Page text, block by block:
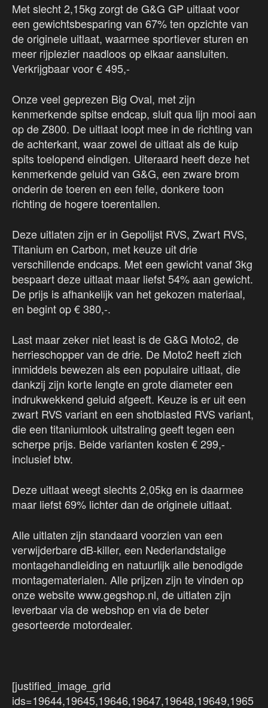
Met slecht 2,15kg zorgt de G&G GP uitlaat voor
een gewichtsbesparing van 67% ten opzichte van
de originele uitlaat, waarmee sportiever sturen en
meer rijplezier naadloos op elkaar aansluiten.
Verkrijgbaar voor € 495,-
Onze veel geprezen Big Oval, met zijn
kenmerkende spitse endcap, sluit qua lijn mooi aan
op de Z800. De uitlaat loopt mee in de richting van
de achterkant, waar zowel de uitlaat als de kuip
spits toelopend eindigen. Uiteraard heeft deze het
kenmerkende geluid van G&G, een zware brom
onderin de toeren en een felle, donkere toon
richting de hogere toerentallen.
Deze uitlaten zijn er in Gepolijst RVS, Zwart RVS,
Titanium en Carbon, met keuze uit drie
verschillende endcaps. Met een gewicht vanaf 3kg
bespaart deze uitlaat maar liefst 54% aan gewicht.
De prijs is afhankelijk van het gekozen materiaal,
en begint op € 380,-.
Last maar zeker niet least is de G&G Moto2, de
herrieschopper van de drie. De Moto2 heeft zich
inmiddels bewezen als een populaire uitlaat, die
dankzij zijn korte lengte en grote diameter een
indrukwekkend geluid afgeeft. Keuze is er uit een
zwart RVS variant en een shotblasted RVS variant,
die een titaniumlook uitstraling geeft tegen een
scherpe prijs. Beide varianten kosten € 299,-
inclusief btw.
Deze uitlaat weegt slechts 2,05kg en is daarmee
maar liefst 69% lichter dan de originele uitlaat.
Alle uitlaten zijn standaard voorzien van een
verwijderbare dB-killer, een Nederlandstalige
montagehandleiding en natuurlijk alle benodigde
montagematerialen. Alle prijzen zijn te vinden op
onze website www.gegshop.nl, de uitlaten zijn
leverbaar via de webshop en via de beter
gesorteerde motordealer.
[justified_image_grid
ids=19644,19645,19646,19647,19648,19649,1965